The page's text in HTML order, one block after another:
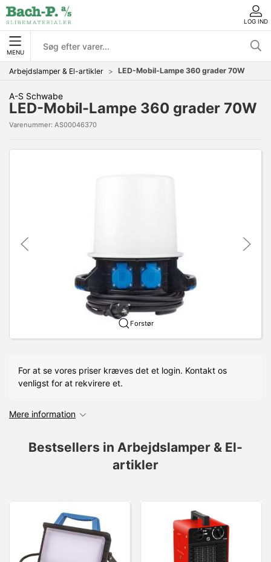
LOG IND
MENU
Arbejdslamper & El-artikler LED-Mobil-Lampe 360 grader 70W
A-S Schwabe
LED-Mobil-Lampe 360 grader 70W
Varenummer: AS00046370
Forstør
For at se vores priser kræves det et login. Kontakt os
venligst for at rekvirere et.
Mere information
Bestsellers in Arbejdslamper & El-
artikler